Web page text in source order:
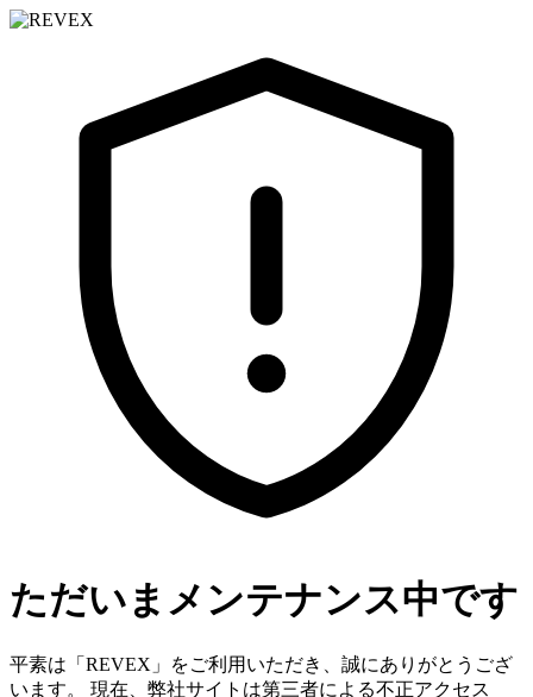
ただいまメンテナンス中です
平素は「REVEX」をご利用いただき、誠にありがとうござ
います。 現在、弊社サイトは第三者による不正アクセス